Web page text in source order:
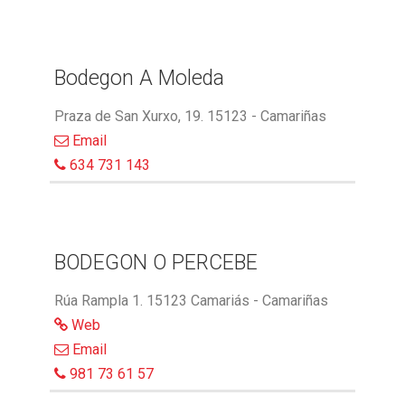
Bodegon A Moleda
Praza de San Xurxo, 19. 15123 - Camariñas
Email
634 731 143
BODEGON O PERCEBE
Rúa Rampla 1. 15123 Camariás - Camariñas
Web
Email
981 73 61 57